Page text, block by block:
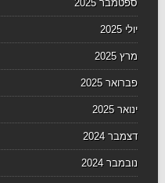
ספטמבר 2025
יולי 2025
מרץ 2025
פברואר 2025
ינואר 2025
דצמבר 2024
נובמבר 2024